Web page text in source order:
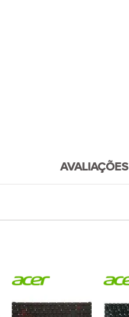
AVALIAÇÕES